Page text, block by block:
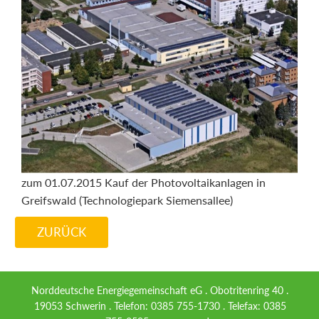
zum 01.07.2015 Kauf der Photovoltaikanlagen in
Greifswald (Technologiepark Siemensallee)
ZURÜCK
Norddeutsche Energiegemeinschaft eG . Obotritenring 40 .
19053 Schwerin . Telefon: 0385 755-1730 . Telefax: 0385